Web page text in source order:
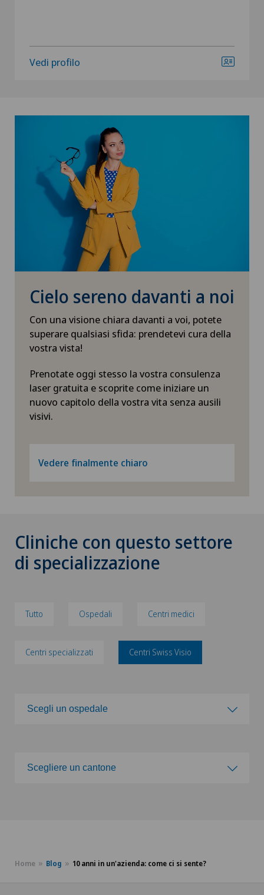
Vedi profilo
Cielo sereno davanti a noi
Con una visione chiara davanti a voi, potete
superare qualsiasi sfida: prendetevi cura della
vostra vista!
Prenotate oggi stesso la vostra consulenza
laser gratuita e scoprite come iniziare un
nuovo capitolo della vostra vita senza ausili
visivi.
Vedere finalmente chiaro
Cliniche con questo settore
di specializzazione
Tutto Ospedali Centri medici
Centri specializzati Centri Swiss Visio
Scegli un ospedale
Clinica Ars Medica
Clinique de Montchoisi
Scegliere un cantone
BE
Home Blog 10 anni in un'azienda: come ci si sente?